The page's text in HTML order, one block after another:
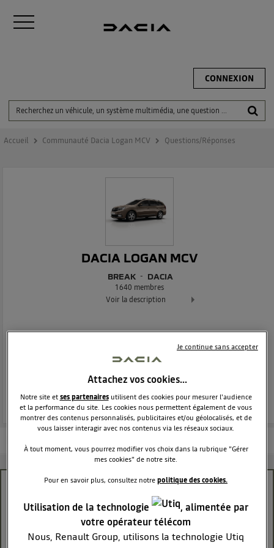
CONNEXION
Accueil Communauté Dacia Logan MCV Questions/Réponses
DACIA LOGAN MCV
BREAK DACIA
1640 membres
Voir la description
POSEZ UNE QUESTION
REJOINDRE
mcv
Le27 octobre 2025à08:31
Attachez vos cookies…
Notre site etses partenairesutilisent des cookies pour mesurer l'audience
et la performance du site. Les cookies nous permettent également de vous
montrer des contenus personnalisés, publicitaires et/ou géolocalisés, et de
vous laisser interagir avec nos contenus via les réseaux sociaux.
À tout moment, vous pourrez modifier vos choix dans la rubrique "Gérer
mes cookies" de notre site.
Pour en savoir plus, consultez notrepolitique des cookies.
Utilisation de la technologie
, alimentée par
votre opérateur télécom
Nous, Renault Group, utilisons la technologie Utiq
Je continue sans accepter